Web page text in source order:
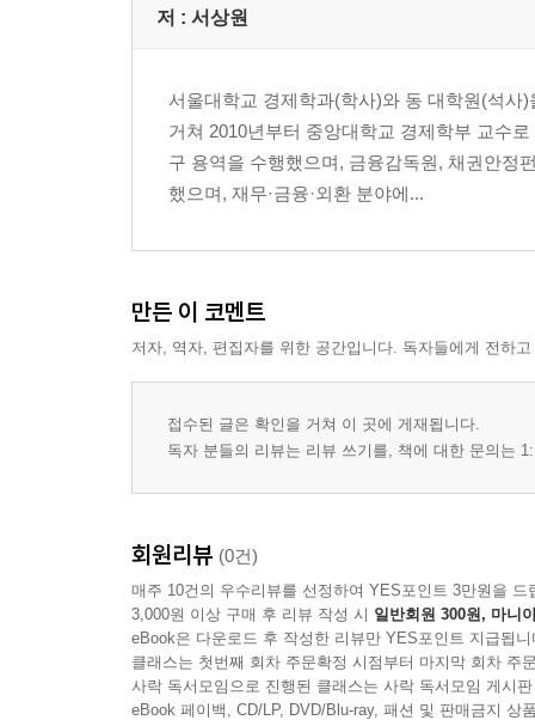
장 포퓰리즘 이후의 정치경제
저 : 서상원
서울대학교 경제학과(학사)와 동 대학원(석
거쳐 2010년부터 중앙대학교 경제학부 교수
구 용역을 수행했으며, 금융감독원, 채권안정
했으며, 재무·금융·외환 분야에...
만든 이 코멘트
저자, 역자, 편집자를 위한 공간입니다. 독자들에게 전하
접수된 글은 확인을 거쳐 이 곳에 게재됩니다.
독자 분들의 리뷰는 리뷰 쓰기를, 책에 대한 문의는
회원리뷰 (0건)
매주 10건의 우수리뷰를 선정하여 YES포인트 3만원을 드
3,000원 이상 구매 후 리뷰 작성 시 일반회원 300원, 마니
eBook은 다운로드 후 작성한 리뷰만 YES포인트 지급됩니
클래스는 첫번째 회차 주문확정 시점부터 마지막 회차 주
사락 독서모임으로 진행된 클래스는 사락 독서모임 게시
eBook 페이백, CD/LP, DVD/Blu-ray, 패션 및 판매금지 상